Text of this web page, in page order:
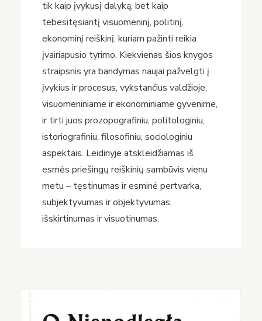
tik kaip įvykusį dalyką, bet kaip
tebesitęsiantį visuomeninį, politinį,
ekonominį reiškinį, kuriam pažinti reikia
įvairiapusio tyrimo. Kiekvienas šios knygos
straipsnis yra bandymas naujai pažvelgti į
įvykius ir procesus, vykstančius valdžioje,
visuomeniniame ir ekonominiame gyvenime,
ir tirti juos prozopografiniu, politologiniu,
istoriografiniu, filosofiniu, sociologiniu
aspektais. Leidinyje atskleidžiamas iš
esmės priešingų reiškinių sambūvis vienu
metu – tęstinumas ir esminė pertvarka,
subjektyvumas ir objektyvumas,
išskirtinumas ir visuotinumas.